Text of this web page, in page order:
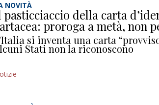
NOVITÀ
pasticciaccio della carta
proroga a metà, non
si inventa una carta
Stati non la riconoscono